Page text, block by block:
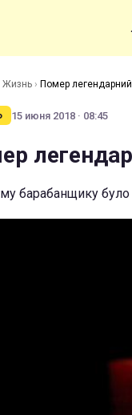
Жизнь › Помер
15 июня 2018 · 08:45
барабанщику було